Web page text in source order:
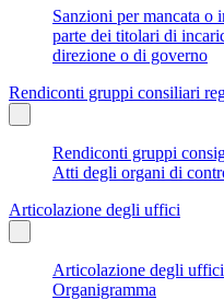
Sanzioni per mancata o
parte dei titolari di
direzione o di governo
Rendiconti gruppi consiliari
Rendiconti gruppi
Atti degli organi di
Articolazione degli uffici
Articolazione degli uffici
Organigramma